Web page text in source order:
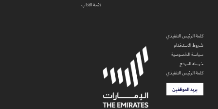
لائحة الآداب
كلمة الرئيس التنفيذي
شروط الاستخدام
سياسة الخصوصية
خريطة الموقع
كلمة الرئيس التنفيذي
بريد الموظفين